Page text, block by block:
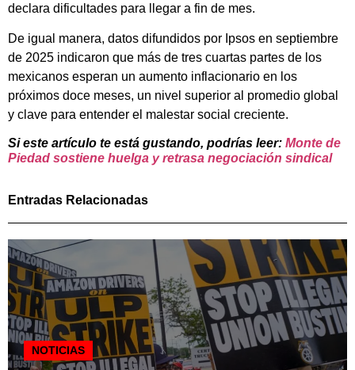
declara dificultades para llegar a fin de mes.
De igual manera, datos difundidos por Ipsos en septiembre
de 2025 indicaron que más de tres cuartas partes de los
mexicanos esperan un aumento inflacionario en los
próximos doce meses, un nivel superior al promedio global
y clave para entender el malestar social creciente.
Si este artículo te está gustando, podrías leer: Monte de
Piedad sostiene huelga y retrasa negociación sindical
Entradas Relacionadas
NOTICIAS